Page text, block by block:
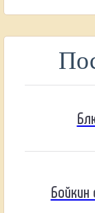
Бойкин